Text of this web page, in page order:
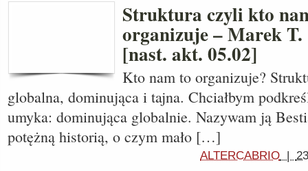
Struktura czyli kto
organizuje – Marek
[nast. akt. 05.02]
Kto nam to organizuje?
globalna, dominująca i tajna. Chciałbym
umyka: dominująca globalnie. Nazywam ją
potężną historią, o czym mało […]
ALTERCABRIO |